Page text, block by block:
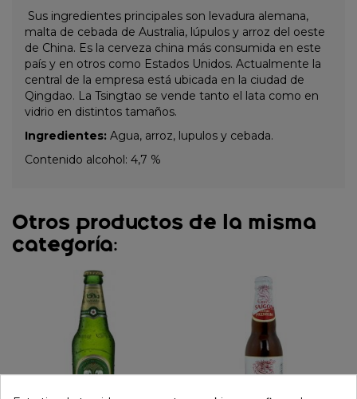
Sus ingredientes principales son levadura alemana,
malta de cebada de Australia, lúpulos y arroz del oeste
de China. Es la cerveza china más consumida en este
país y en otros como Estados Unidos. Actualmente la
central de la empresa está ubicada en la ciudad de
Qingdao. La Tsingtao se vende tanto el lata como en
vidrio en distintos tamaños.
Ingredientes: Agua, arroz, lupulos y cebada.
Contenido alcohol: 4,7 %
Otros productos de la misma
categoría: